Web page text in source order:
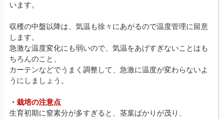
います。
収穫の中盤以降は、気温も徐々にあがるので温度管理に留意
します。
急激な温度変化にも弱いので、気温をあげすぎないことはも
ちろんのこと、
カーテンなどでうまく調整して、急激に温度が変わらないよ
うにしましょう。
・栽培の注意点
生育初期に窒素分が多すぎると、茎葉ばかりが茂り、